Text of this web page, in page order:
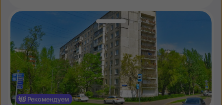
Рекомендуем